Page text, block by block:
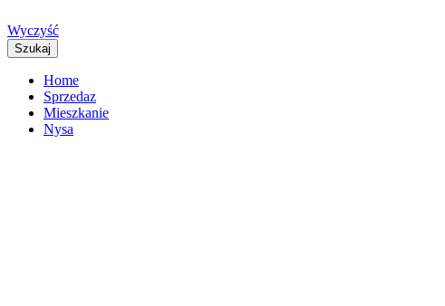
Wyczyść
Szukaj
Home
Sprzedaz
Mieszkanie
Nysa